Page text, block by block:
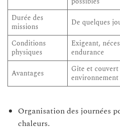
Durée des
missions
De quelques
Conditions
physiques
Exigeant,
endurance
Avantages
Gîte et
Organisation des journées
chaleurs.